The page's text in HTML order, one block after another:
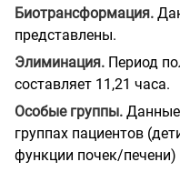
Биотрансформация.
представлены.
Элиминация. Период
составляет 11,21 часа.
Особые группы.
группах пациентов
функции почек/печени)